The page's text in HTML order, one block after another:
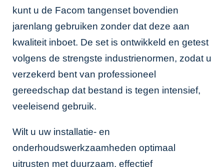
kunt u de Facom tangenset bovendien
jarenlang gebruiken zonder dat deze aan
kwaliteit inboet. De set is ontwikkeld en getest
volgens de strengste industrienormen, zodat u
verzekerd bent van professioneel
gereedschap dat bestand is tegen intensief,
veeleisend gebruik.
Wilt u uw installatie- en
onderhoudswerkzaamheden optimaal
uitrusten met duurzaam, effectief